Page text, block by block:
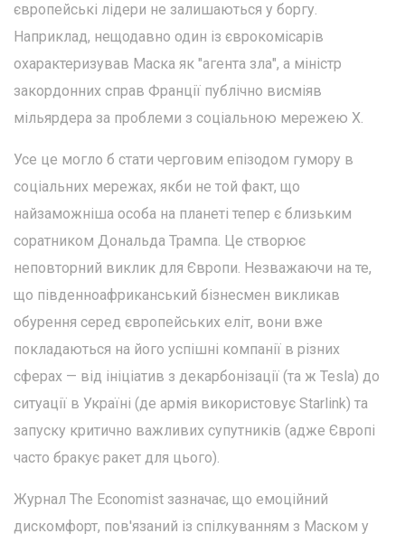
європейські лідери не залишаються у боргу.
Наприклад, нещодавно один із єврокомісарів
охарактеризував Маска як "агента зла", а міністр
закордонних справ Франції публічно висміяв
мільярдера за проблеми з соціальною мережею X.
Усе це могло б стати черговим епізодом гумору в
соціальних мережах, якби не той факт, що
найзаможніша особа на планеті тепер є близьким
соратником Дональда Трампа. Це створює
неповторний виклик для Європи. Незважаючи на те,
що південноафриканський бізнесмен викликав
обурення серед європейських еліт, вони вже
покладаються на його успішні компанії в різних
сферах — від ініціатив з декарбонізації (та ж Tesla) до
ситуації в Україні (де армія використовує Starlink) та
запуску критично важливих супутників (адже Європі
часто бракує ракет для цього).
Журнал The Economist зазначає, що емоційний
дискомфорт, пов'язаний із спілкуванням з Маском у